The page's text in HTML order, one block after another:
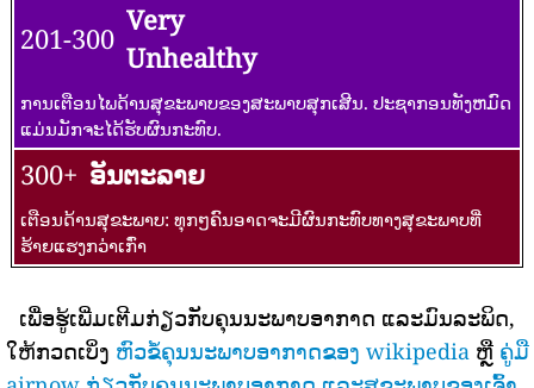
201-300
Very
Unhealthy
ການເຕືອນໄພດ້ານສຸຂະພາບຂອງສະພາບສຸກເສີນ. ປະຊາກອນທັງຫມົດ
ແມ່ນມັກຈະໄດ້ຮັບຜົນກະທົບ.
300+ ອັນຕະລາຍ
ເຕືອນດ້ານສຸຂະພາບ: ທຸກໆຄົນອາດຈະມີຜົນກະທົບທາງສຸຂະພາບທີ່
ຮ້າຍແຮງກວ່າເກົ່າ
ເພື່ອຮູ້ເພີ່ມເຕີມກ່ຽວກັບຄຸນນະພາບອາກາດ ແລະມົນລະພິດ,
ໃຫ້ກວດເບິ່ງ ຫົວຂໍ້ຄຸນນະພາບອາກາດຂອງ wikipedia ຫຼື ຄູ່ມື